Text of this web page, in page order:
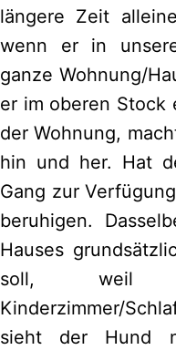
längere Zeit
wenn er in
ganze Wohnung/
er im oberen Stock
der Wohnung,
hin und her. Hat
Gang zur
beruhigen.
Hauses
soll,
Kinderzimmer/
sieht der Hund